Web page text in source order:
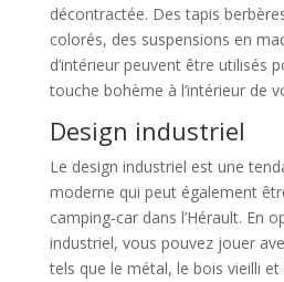
décontractée. Des tapis
colorés, des suspensions en
d’intérieur peuvent être utilisés
touche bohème à l’intérieur de
Design industriel
Le design industriel est une
moderne qui peut également
camping-car dans l’Hérault. En
industriel, vous pouvez jouer
tels que le métal, le bois vieilli